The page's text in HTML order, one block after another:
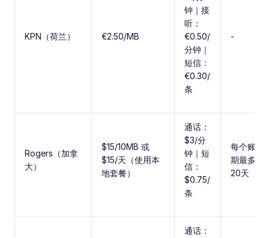
KPN（荷兰） €2.50/MB
钟｜接
听：
€0.50/
分钟｜
短信：
€0.30/
条
-
Rogers（加拿
大）
$15/10MB 或
$15/天（使用本
地套餐）
通话：
$3/分
钟｜短
信：
$0.75/
条
每个账单
期最多使
20天
通话：